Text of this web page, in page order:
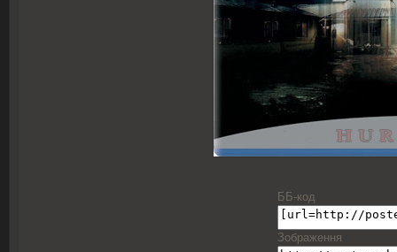
ББ-код
Зображення